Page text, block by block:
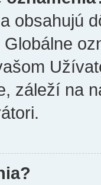
obsahujú
záleží na